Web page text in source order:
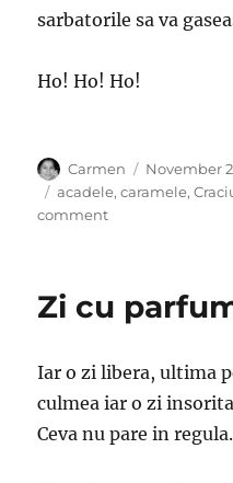
sarbatorile sa va
Ho! Ho! Ho!
Author
Carmen
Posted
on
November
Tags
acadele,caramele,
commenton
bomboane?
Zi cu
Iar o zi libera, ultima
culmea iar o zi
Ceva nu pare in regula.